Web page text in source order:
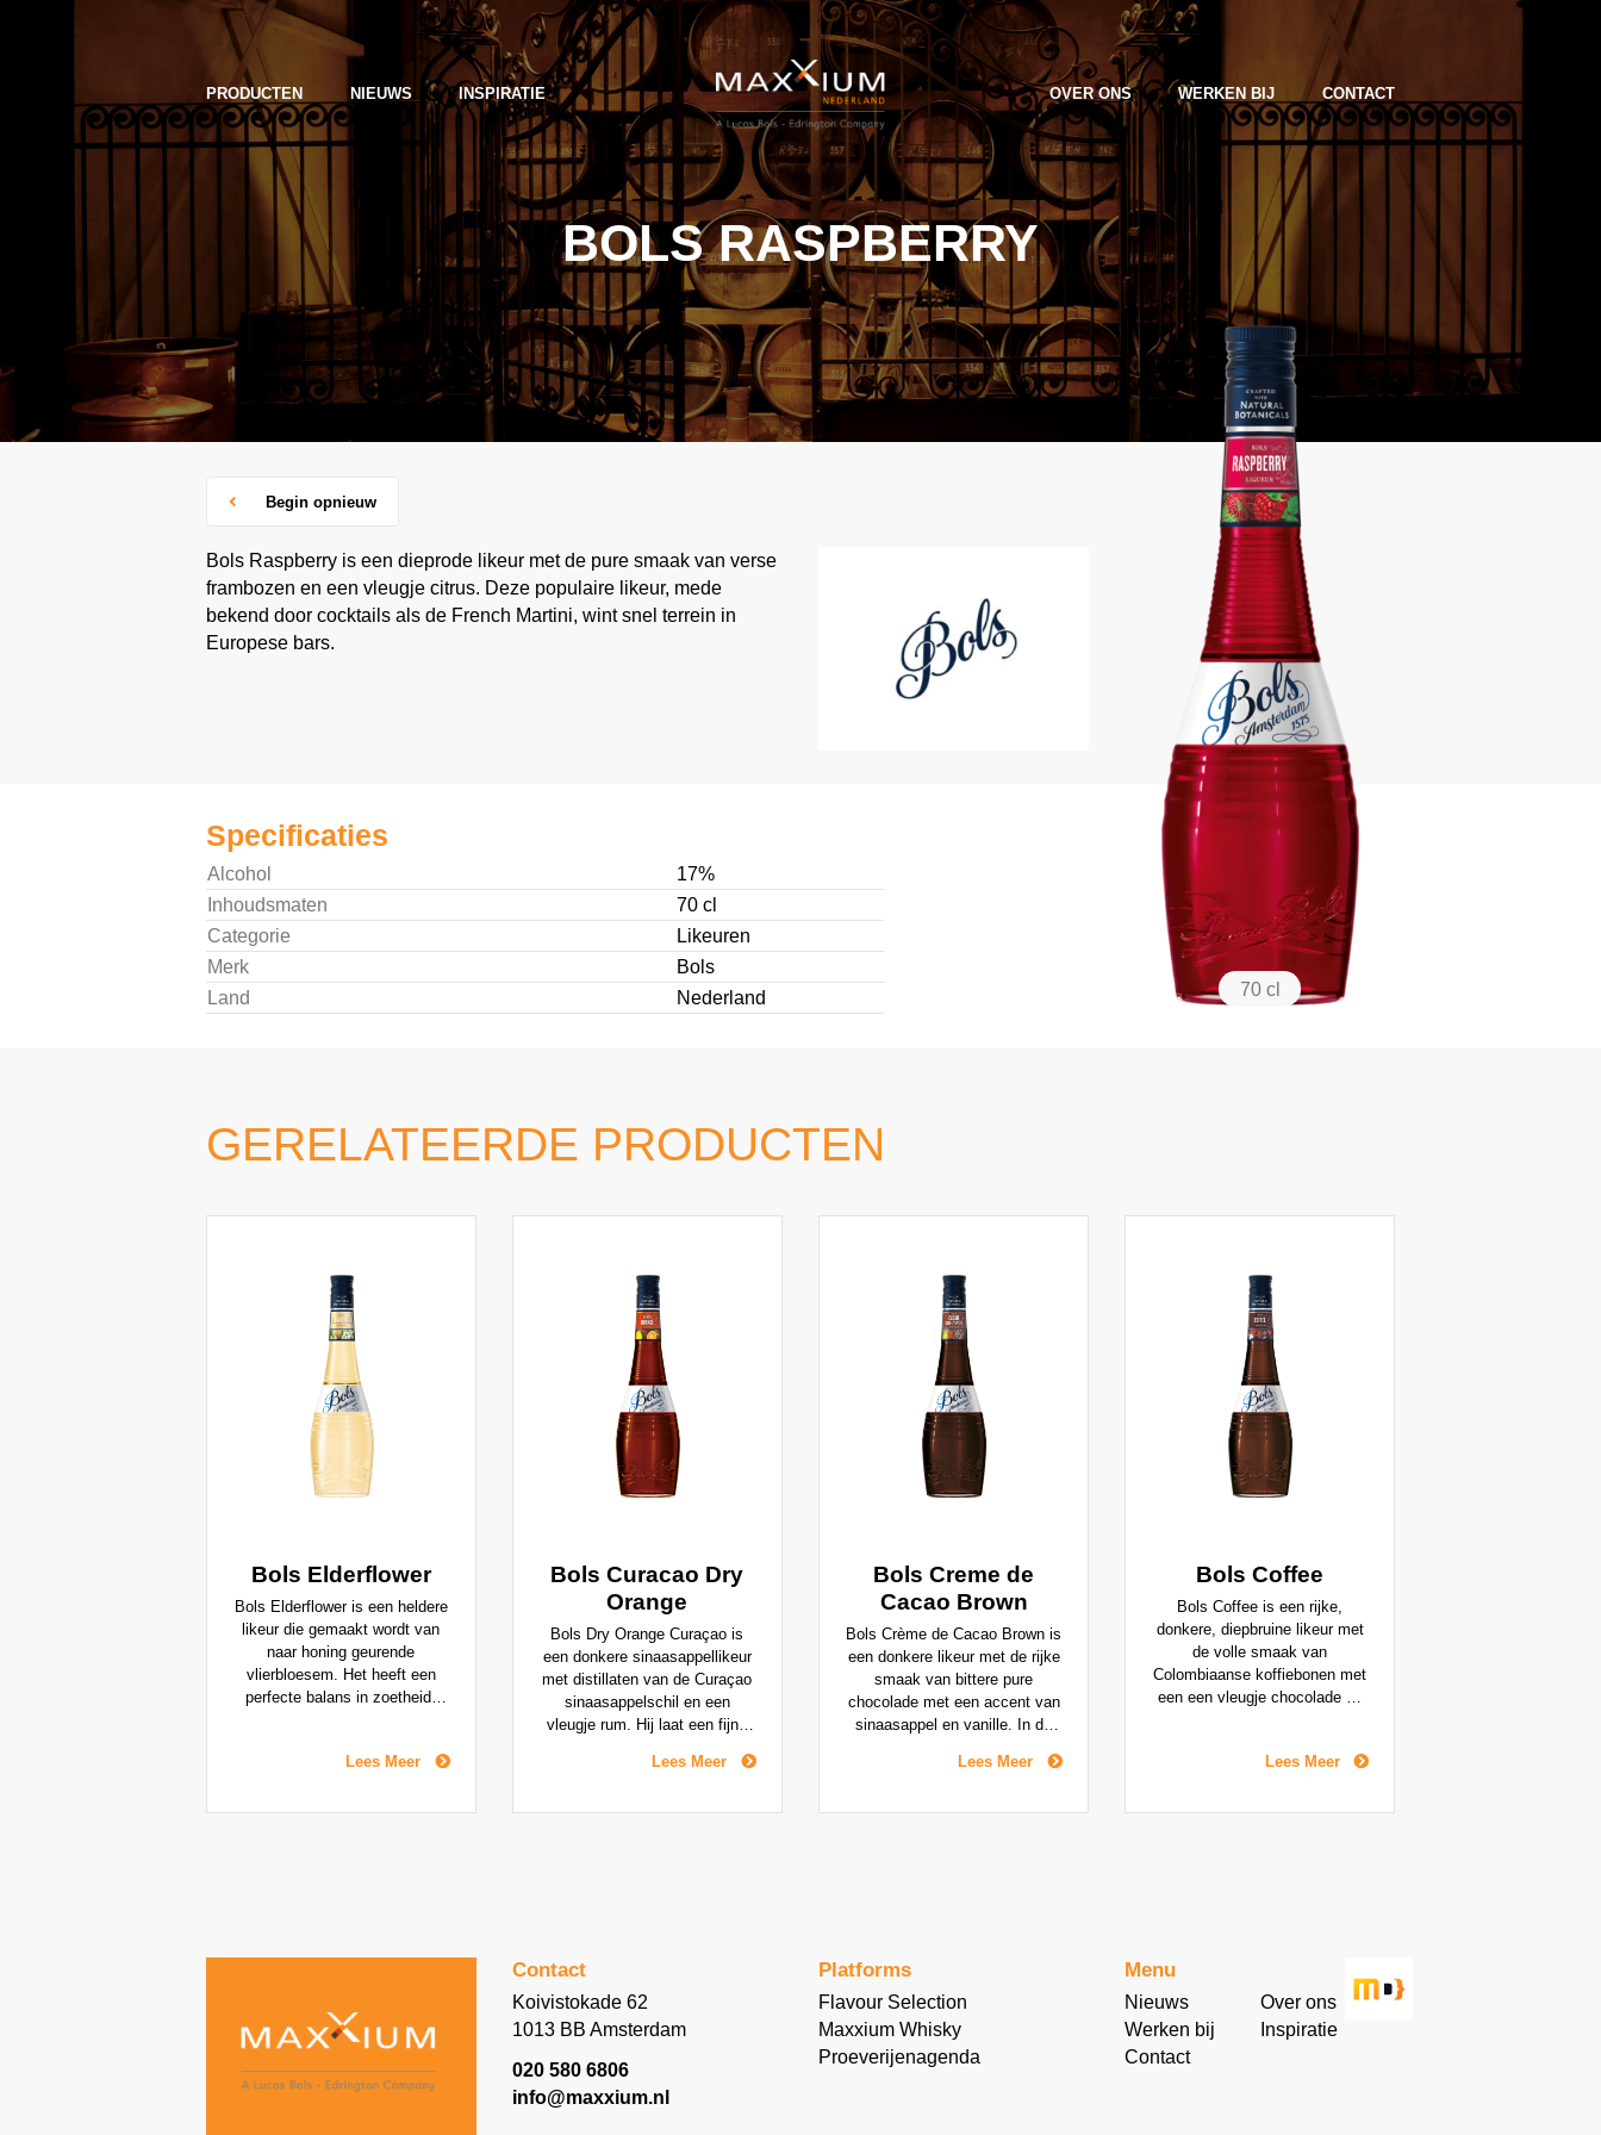
PRODUCTEN NIEUWS INSPIRATIE OVER ONS WERKEN BIJ CONTACT
BOLS RASPBERRY
Begin opnieuw
Bols Raspberry is een dieprode likeur met de pure smaak van verse
frambozen en een vleugje citrus. Deze populaire likeur, mede
bekend door cocktails als de French Martini, wint snel terrein in
Europese bars.
Specificaties
Alcohol
17%
Inhoudsmaten
70 cl
Categorie
Likeuren
Merk
Bols
Land
Nederland 70 cl
GERELATEERDE PRODUCTEN
Bols Elderflower
Bols Elderflower is een heldere
likeur die gemaakt wordt van
naar honing geurende
vlierbloesem. Het heeft een
perfecte balans in zoetheid,
beroemde cocktails zoals de
heerlijk over ijs of als Spritz.
Lees Meer
Bols Curacao Dry
Orange
Bols Dry Orange Curaçao is
een donkere sinaasappellikeur
met distillaten van de Curaçao
sinaasappelschil en een
vleugje rum. Hij laat een fijne
met als tegenwicht fruitig zoet
afdronk. Soms overschaduwd
Lees Meer
Bols Creme de
Cacao Brown
Bols Crème de Cacao Brown is
een donkere likeur met de rijke
smaak van bittere pure
chocolade met een accent van
sinaasappel en vanille. In de
Cacao hoofdzakelijk gebruikt in
laatste tijd bleek deze ook
Lees Meer
Bols Coffee
Bols Coffee is een rijke,
donkere, diepbruine likeur met
de volle smaak van
Colombiaanse koffiebonen met
een een vleugje chocolade en
koffielikeuren daarnaast heeft
of zelfs bittere koffiesmaak,
Lees Meer
Contact
Koivistokade 62
1013 BB Amsterdam
020 580 6806
info@maxxium.nl
Platforms
Flavour Selection
Maxxium Whisky
Proeverijenagenda
Menu
Nieuws
Over ons
Werken bij
Inspiratie
Contact